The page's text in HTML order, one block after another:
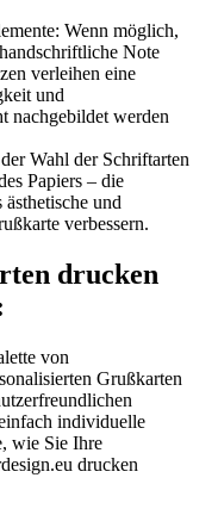
Wenn möglich,
Note
verleihen eine
und
nachgebildet werden
Wahl der Schriftarten
Papiers – die
und
verbessern.
drucken
von
Grußkarten
individuelle
wie Sie Ihre
drucken